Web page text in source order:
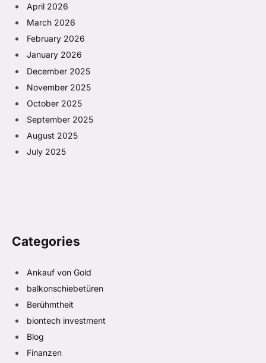
April 2026
March 2026
February 2026
January 2026
December 2025
November 2025
October 2025
September 2025
August 2025
July 2025
Categories
Ankauf von Gold
balkonschiebetüren
Berühmtheit
biontech investment
Blog
Finanzen